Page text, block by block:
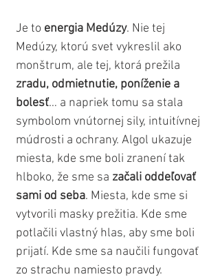
Je to energia Medúzy. Nie tej
Medúzy, ktorú svet vykreslil ako
monštrum, ale tej, ktorá prežila
zradu, odmietnutie, poníženie a
bolesť… a napriek tomu sa stala
symbolom vnútornej sily, intuitívnej
múdrosti a ochrany. Algol ukazuje
miesta, kde sme boli zranení tak
hlboko, že sme sa začali oddeľovať
sami od seba. Miesta, kde sme si
vytvorili masky prežitia. Kde sme
potlačili vlastný hlas, aby sme boli
prijatí. Kde sme sa naučili fungovať
zo strachu namiesto pravdy.